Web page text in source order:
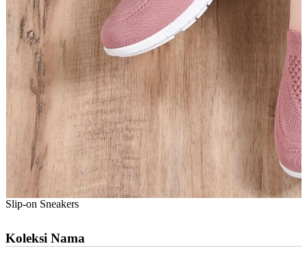
Slip-on Sneakers
Koleksi Nama